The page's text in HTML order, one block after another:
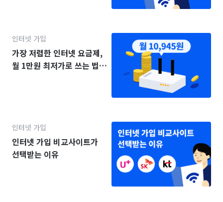
인터넷 가입
가장 저렴한 인터넷 요금제,
월 1만원 최저가로 쓰는 법
인터넷 가입
인터넷 가입 비교사이트가
선택받는 이유